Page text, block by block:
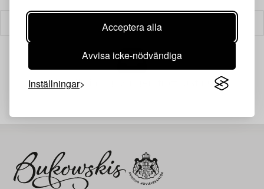
Acceptera alla
Avvisa icke-nödvändiga
Inställningar
Filter
Din sökning gav ingen träff just nu.